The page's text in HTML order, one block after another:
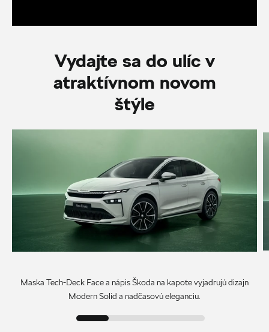
Vydajte sa do ulíc v
atraktívnom novom
štýle
Maska Tech-Deck Face a nápis Škoda na kapote vyjadrujú dizajn
Modern Solid a nadčasovú eleganciu.